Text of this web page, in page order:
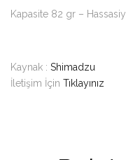
Kapasite 82 gr –
Kaynak : Shimadzu
İletişim İçin Tıklayınız